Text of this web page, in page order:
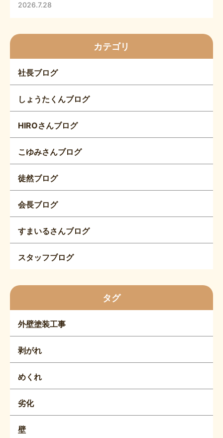
2026.7.28
カテゴリ
社長ブログ
しょうたくんブログ
HIROさんブログ
こゆみさんブログ
徒然ブログ
会長ブログ
すまいるさんブログ
スタッフブログ
タグ
外壁塗装工事
剥がれ
めくれ
劣化
壁